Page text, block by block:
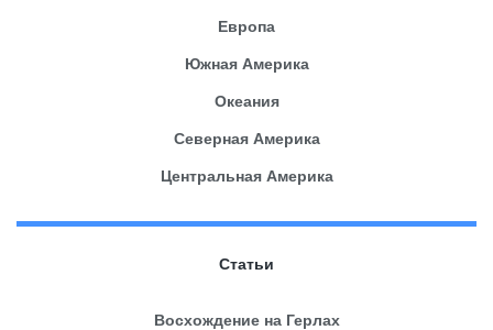
Европа
Южная Америка
Океания
Северная Америка
Центральная Америка
Статьи
Восхождение на Герлах